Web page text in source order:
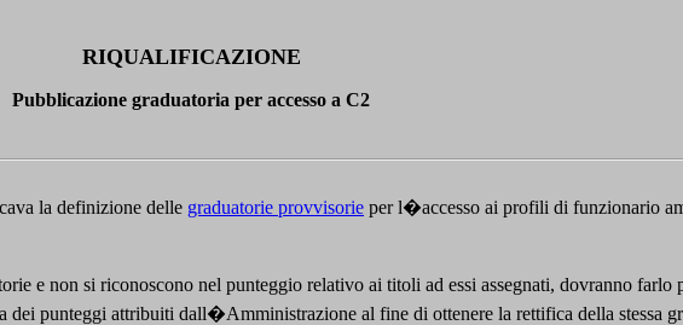
RIQUALIFICAZIONE
Pubblicazione graduatoria per accesso a C2
la definizione delle graduatorie provvisorie per l�accesso ai profili di funzionario
e non si riconoscono nel punteggio relativo ai titoli ad essi assegnati, dovranno
dei punteggi attribuiti dall�Amministrazione al fine di ottenere la rettifica della stessa